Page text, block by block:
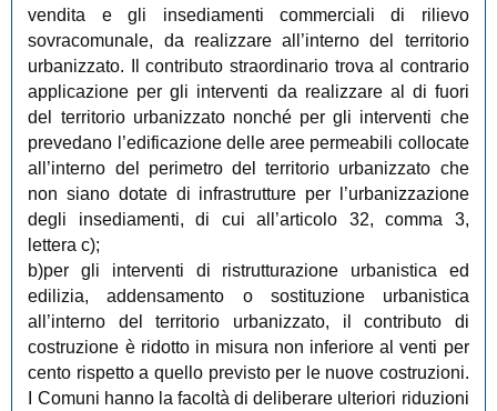
vendita e gli insediamenti commerciali di rilievo
sovracomunale, da realizzare all’interno del territorio
urbanizzato. Il contributo straordinario trova al contrario
applicazione per gli interventi da realizzare al di fuori
del territorio urbanizzato nonché per gli interventi che
prevedano l’edificazione delle aree permeabili collocate
all’interno del perimetro del territorio urbanizzato che
non siano dotate di infrastrutture per l’urbanizzazione
degli insediamenti, di cui all’articolo 32, comma 3,
lettera c);
b)per gli interventi di ristrutturazione urbanistica ed
edilizia, addensamento o sostituzione urbanistica
all’interno del territorio urbanizzato, il contributo di
costruzione è ridotto in misura non inferiore al venti per
cento rispetto a quello previsto per le nuove costruzioni.
I Comuni hanno la facoltà di deliberare ulteriori riduzioni